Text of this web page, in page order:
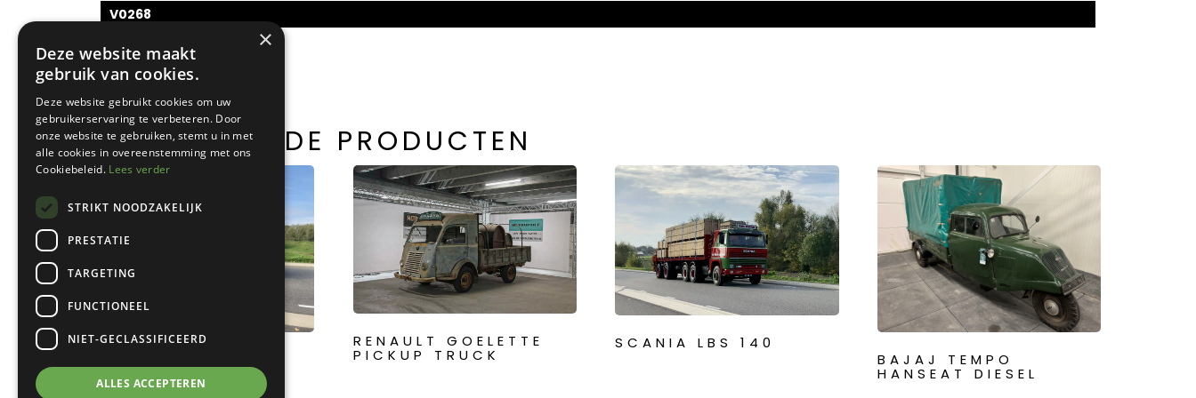
V0268
GERELATEERDE PRODUCTEN
RENAULT GOELETTE
PICKUP TRUCK
SCANIA LBS 140
BAJAJ TEMPO
HANSEAT DIESEL
×
Deze website maakt
gebruik van cookies.
Deze website gebruikt cookies om uw
gebruikerservaring te verbeteren. Door
onze website te gebruiken, stemt u in met
alle cookies in overeenstemming met ons
Cookiebeleid. Lees verder
STRIKT NOODZAKELIJK
PRESTATIE
TARGETING
FUNCTIONEEL
NIET-GECLASSIFICEERD
ALLES ACCEPTEREN